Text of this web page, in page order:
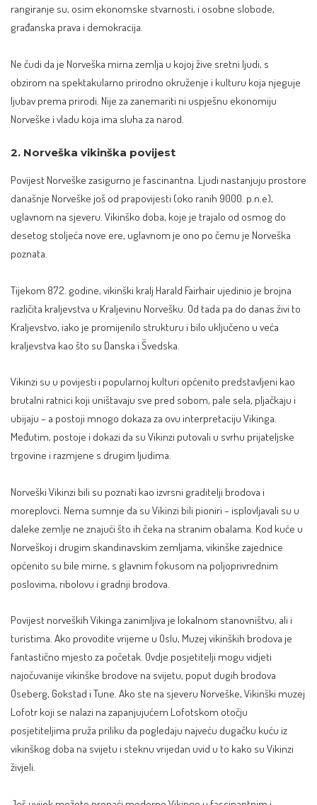
rangiranje su, osim ekonomske stvarnosti, i osobne slobode,
građanska prava i demokracija.
Ne čudi da je Norveška mirna zemlja u kojoj žive sretni ljudi, s
obzirom na spektakularno prirodno okruženje i kulturu koja njeguje
ljubav prema prirodi. Nije za zanemariti ni uspješnu ekonomiju
Norveške i vladu koja ima sluha za narod.
2. Norveška vikinška povijest
Povijest Norveške zasigurno je fascinantna. Ljudi nastanjuju prostore
današnje Norveške još od prapovijesti (oko ranih 9000. p.n.e),
uglavnom na sjeveru. Vikinško doba, koje je trajalo od osmog do
desetog stoljeća nove ere, uglavnom je ono po čemu je Norveška
poznata.
Tijekom 872. godine, vikinški kralj Harald Fairhair ujedinio je brojna
različita kraljevstva u Kraljevinu Norvešku. Od tada pa do danas živi to
Kraljevstvo, iako je promijenilo strukturu i bilo uključeno u veća
kraljevstva kao što su Danska i Švedska.
Vikinzi su u povijesti i popularnoj kulturi općenito predstavljeni kao
brutalni ratnici koji uništavaju sve pred sobom, pale sela, pljačkaju i
ubijaju – a postoji mnogo dokaza za ovu interpretaciju Vikinga.
Međutim, postoje i dokazi da su Vikinzi putovali u svrhu prijateljske
trgovine i razmjene s drugim ljudima.
Norveški Vikinzi bili su poznati kao izvrsni graditelji brodova i
moreplovci. Nema sumnje da su Vikinzi bili pioniri – isplovljavali su u
daleke zemlje ne znajući što ih čeka na stranim obalama. Kod kuće u
Norveškoj i drugim skandinavskim zemljama, vikinške zajednice
općenito su bile mirne, s glavnim fokusom na poljoprivrednim
poslovima, ribolovu i gradnji brodova.
Povijest norveških Vikinga zanimljiva je lokalnom stanovništvu, ali i
turistima. Ako provodite vrijeme u Oslu, Muzej vikinških brodova je
fantastično mjesto za početak. Ovdje posjetitelji mogu vidjeti
najočuvanije vikinške brodove na svijetu, poput dugih brodova
Oseberg, Gokstad i Tune. Ako ste na sjeveru Norveške, Vikinški muzej
Lofotr koji se nalazi na zapanjujućem Lofotskom otočju
posjetiteljima pruža priliku da pogledaju najveću dugačku kuću iz
vikinškog doba na svijetu i steknu vrijedan uvid u to kako su Vikinzi
živjeli.